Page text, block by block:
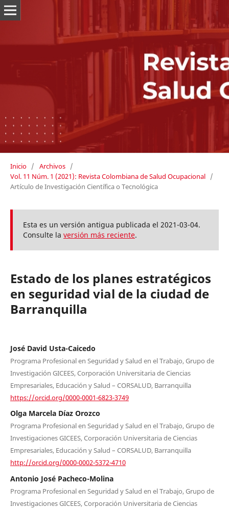
Inicio / Archivos /
Vol. 11 Núm. 1 (2021): Revista Colombiana de Salud Ocupacional /
Artículo de Investigación Científica o Tecnológica
Esta es un versión antigua publicada el 2021-03-04.
Consulte la versión más reciente.
Estado de los planes estratégicos
en seguridad vial de la ciudad de
Barranquilla
José David Usta-Caicedo
Programa Profesional en Seguridad y Salud en el Trabajo, Grupo de
Investigación GICEES, Corporación Universitaria de Ciencias
Empresariales, Educación y Salud – CORSALUD, Barranquilla
https://orcid.org/0000-0001-6823-3749
Olga Marcela Díaz Orozco
Programa Profesional en Seguridad y Salud en el Trabajo, Grupo de
Investigaciones GICEES, Corporación Universitaria de Ciencias
Empresariales, Educación y Salud – CORSALUD, Barranquilla
http://orcid.org/0000-0002-5372-4710
Antonio José Pacheco-Molina
Programa Profesional en Seguridad y Salud en el Trabajo, Grupo de
Investigaciones GICEES, Corporación Universitaria de Ciencias